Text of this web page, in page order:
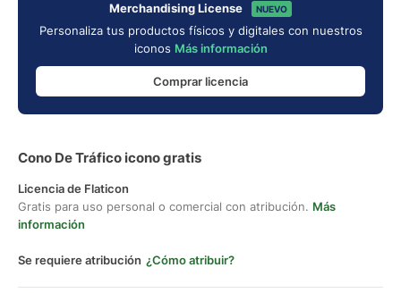
Merchandising License NUEVO
Personaliza tus productos físicos y digitales con nuestros
iconos Más información
Comprar licencia
Cono De Tráfico icono gratis
Licencia de Flaticon
Gratis para uso personal o comercial con atribución. Más
información
Se requiere atribución ¿Cómo atribuir?